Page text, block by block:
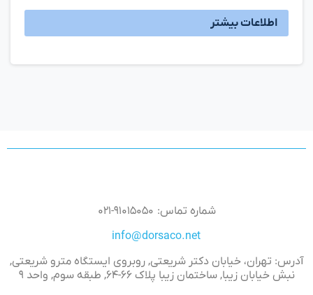
اطلاعات بیشتر
شماره تماس: ۹۱۰۱۵۰۵۰-۰۲۱
آدرس: تهران، خیابان دکتر شریعتی, روبروی ایستگاه مترو شریعتی,
نبش خیابان زیبا, ساختمان زیبا پلاک ۶۶-۶۴, طبقه سوم, واحد ۹